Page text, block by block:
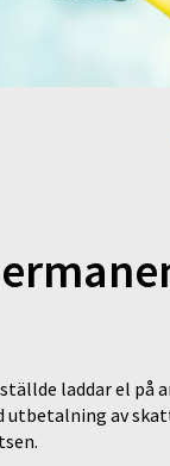
laddar el på
utbetalning av